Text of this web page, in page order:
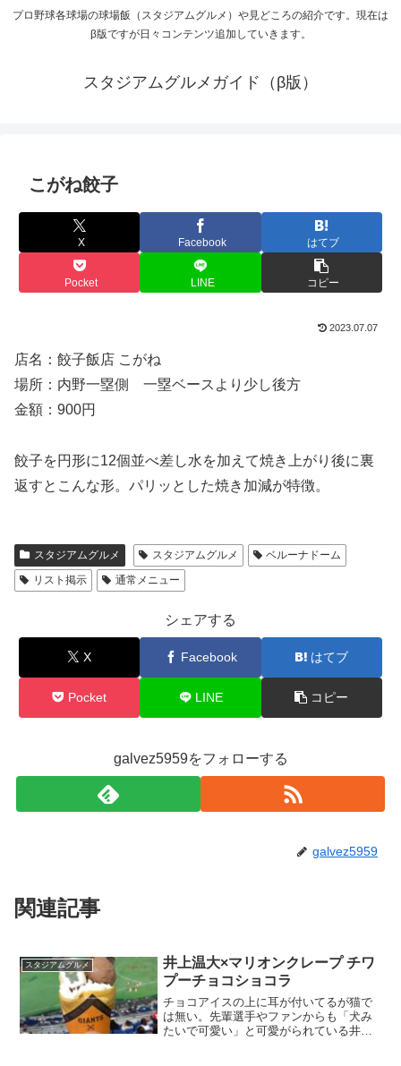
プロ野球各球場の球場飯（スタジアムグルメ）や見どころの紹介です。現在は
β版ですが日々コンテンツ追加していきます。
スタジアムグルメガイド（β版）
こがね餃子
X Facebook はてブ
Pocket LINE コピー
2023.07.07
店名：餃子飯店 こがね
場所：内野一塁側 一塁ベースより少し後方
金額：900円
餃子を円形に12個並べ差し水を加えて焼き上がり後に裏
返すとこんな形。パリッとした焼き加減が特徴。
スタジアムグルメ スタジアムグルメ
ベルーナドーム
リスト掲示
通常メニュー
シェアする
X Facebook はてブ
Pocket LINE コピー
galvez5959をフォローする
galvez5959
関連記事
スタジアムグルメ
井上温大×マリオンクレープ チワ
プーチョコショコラ
チョコアイスの上に耳が付いてるが猫で
は無い。先輩選手やファンからも「犬み
たいで可愛い」と可愛がられている井上